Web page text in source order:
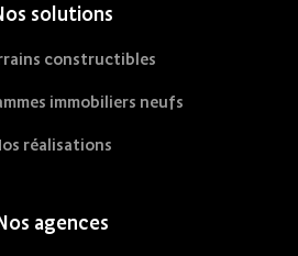
solutions
constructibles
immobiliers neufs
réalisations
agences